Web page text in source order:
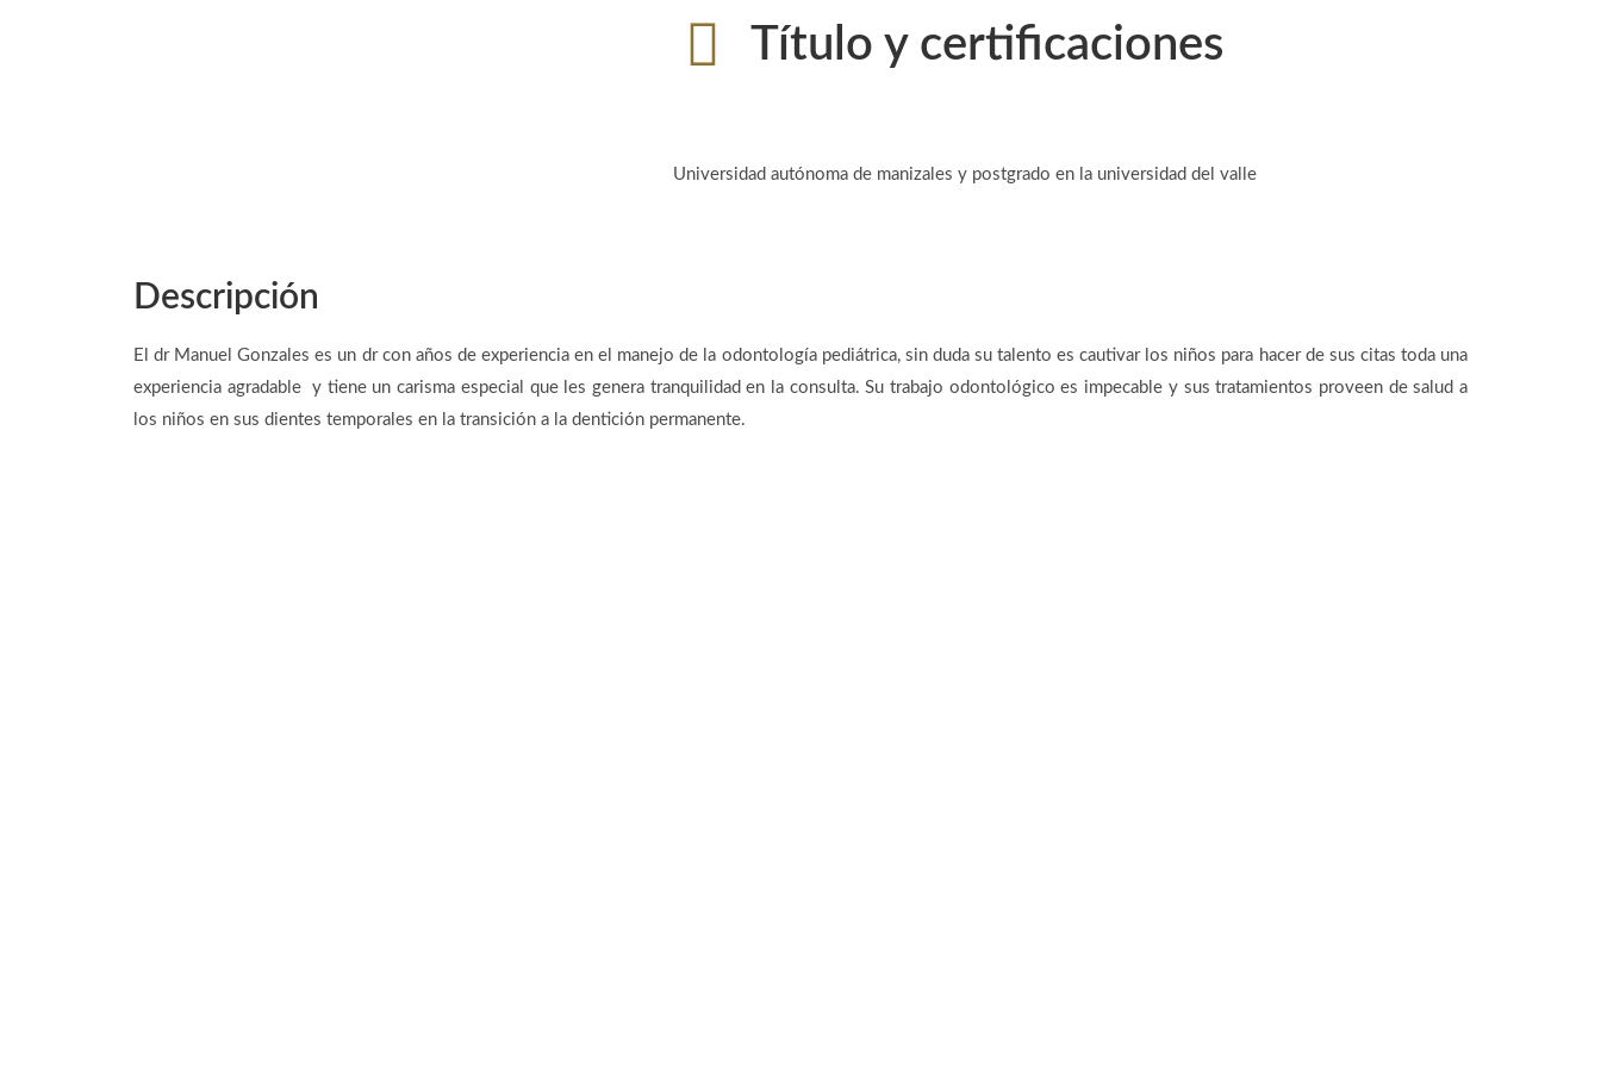
Título y certificaciones
Universidad autónoma de manizales y postgrado en la universidad del valle
Descripción
El dr Manuel Gonzales es un dr con años de experiencia en el manejo de la odontología pediátrica, sin duda su talento es cautivar los niños para hacer de sus citas toda una
experiencia agradable y tiene un carisma especial que les genera tranquilidad en la consulta. Su trabajo odontológico es impecable y sus tratamientos proveen de salud a
los niños en sus dientes temporales en la transición a la dentición permanente.